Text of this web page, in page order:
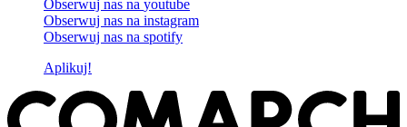
Obserwuj nas na youtube
Obserwuj nas na instagram
Obserwuj nas na spotify
Aplikuj!